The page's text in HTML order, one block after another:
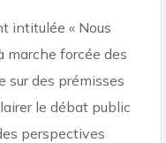
intitulée « Nous
forcée des
sur des prémisses
le débat public
perspectives